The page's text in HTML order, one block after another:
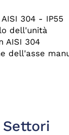
304 - IP55
dell'unità
AISI 304
dell'asse
Settori